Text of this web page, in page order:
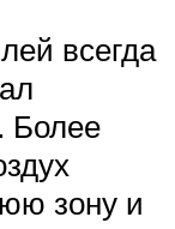
всегда
Более
зону и